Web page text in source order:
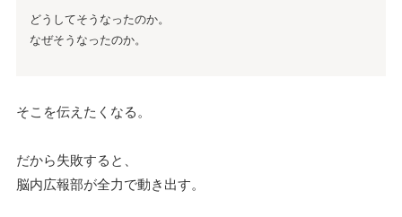
どうしてそうなったのか。
なぜそうなったのか。
そこを伝えたくなる。
だから失敗すると、
脳内広報部が全力で動き出す。